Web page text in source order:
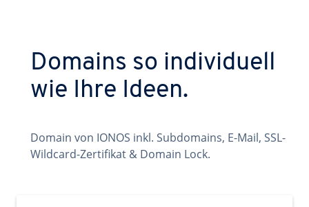
Domains so individuell
wie Ihre Ideen.
Domain von IONOS inkl. Subdomains, E-Mail, SSL-
Wildcard-Zertifikat & Domain Lock.